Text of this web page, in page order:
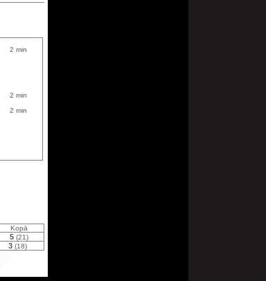
2 min
2 min
2 min
Kopā
5(21)
3 (18)